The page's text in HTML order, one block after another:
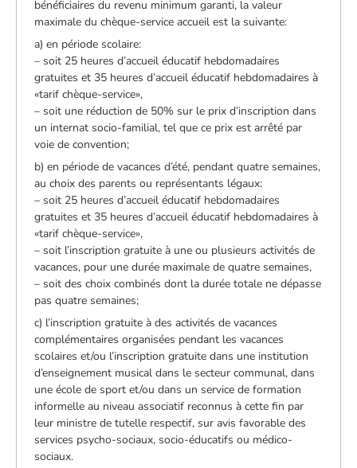
bénéficiaires du revenu minimum garanti, la valeur
maximale du chèque-service accueil est la suivante:
a) en période scolaire:
– soit 25 heures d’accueil éducatif hebdomadaires
gratuites et 35 heures d’accueil éducatif hebdomadaires à
«tarif chèque-service»,
– soit une réduction de 50% sur le prix d’inscription dans
un internat socio-familial, tel que ce prix est arrêté par
voie de convention;
b) en période de vacances d’été, pendant quatre semaines,
au choix des parents ou représentants légaux:
– soit 25 heures d’accueil éducatif hebdomadaires
gratuites et 35 heures d’accueil éducatif hebdomadaires à
«tarif chèque-service»,
– soit l’inscription gratuite à une ou plusieurs activités de
vacances, pour une durée maximale de quatre semaines,
– soit des choix combinés dont la durée totale ne dépasse
pas quatre semaines;
c) l’inscription gratuite à des activités de vacances
complémentaires organisées pendant les vacances
scolaires et/ou l’inscription gratuite dans une institution
d’enseignement musical dans le secteur communal, dans
une école de sport et/ou dans un service de formation
informelle au niveau associatif reconnus à cette fin par
leur ministre de tutelle respectif, sur avis favorable des
services psycho-sociaux, socio-éducatifs ou médico-
sociaux.